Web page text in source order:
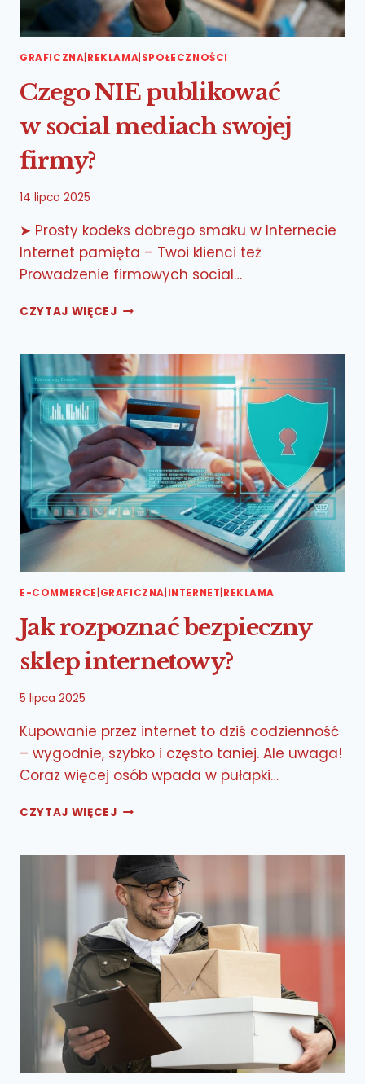
GRAFICZNA REKLAMA SPOŁECZNOŚCI
Czego NIE publikować
w social mediach swojej
firmy?
14 lipca 2025
➤ Prosty kodeks dobrego smaku w Internecie
Internet pamięta – Twoi klienci też
Prowadzenie firmowych social…
CZYTAJ WIĘCEJCZEGO
MEDIACH
SWOJEJ
FIRMY?
E-COMMERCE GRAFICZNA INTERNET REKLAMA
Jak rozpoznać bezpieczny
sklep internetowy?
5 lipca 2025
Kupowanie przez internet to dziś codzienność
– wygodnie, szybko i często taniej. Ale uwaga!
Coraz więcej osób wpada w pułapki…
CZYTAJ WIĘCEJJAK
SKLEP
INTERNETOWY?